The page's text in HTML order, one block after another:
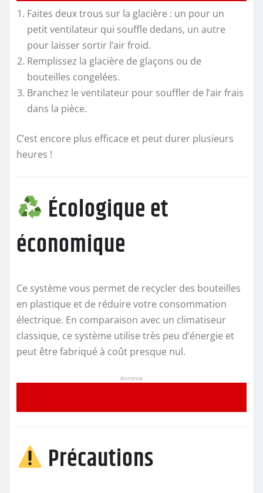
Faites deux trous sur la glacière : un pour un
petit ventilateur qui souffle dedans, un autre
pour laisser sortir l’air froid.
Remplissez la glacière de glaçons ou de
bouteilles congelées.
Branchez le ventilateur pour souffler de l’air frais
dans la pièce.
C’est encore plus efficace et peut durer plusieurs
heures !
Écologique et
économique
Ce système vous permet de recycler des bouteilles
en plastique et de réduire votre consommation
électrique. En comparaison avec un climatiseur
classique, ce système utilise très peu d’énergie et
peut être fabriqué à coût presque nul.
Annonce
Précautions